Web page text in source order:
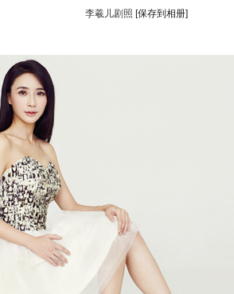
李羲儿剧照 [保存到相册]